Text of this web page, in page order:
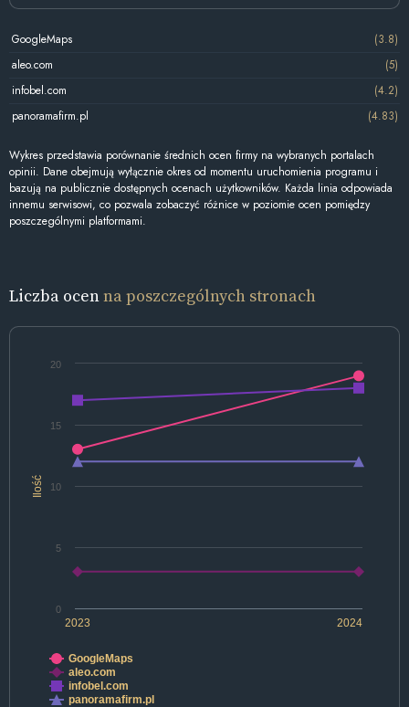
GoogleMaps
(3.8)
aleo.com
(5)
infobel.com
(4.2)
panoramafirm.pl
(4.83)
Wykres przedstawia porównanie średnich ocen firmy na wybranych portalach
opinii. Dane obejmują wyłącznie okres od momentu uruchomienia programu i
bazują na publicznie dostępnych ocenach użytkowników. Każda linia odpowiada
innemu serwisowi, co pozwala zobaczyć różnice w poziomie ocen pomiędzy
poszczególnymi platformami.
Liczba ocenna poszczególnych stronach
Ilość
2023 2024
0
5
10
15
20
GoogleMaps
aleo.com
infobel.com
panoramafirm.pl